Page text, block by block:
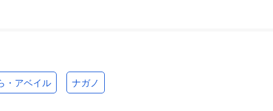
・アベイル ナガノ